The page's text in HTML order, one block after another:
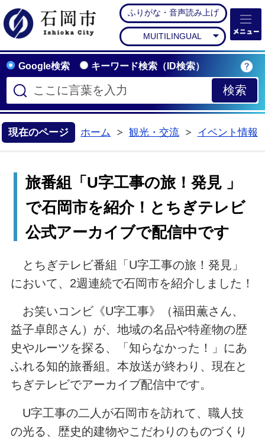
石岡市公式ホームペー
ふりがな・音声読み上げ
MUITILINGUAL
Google検索 キーワード検索（ID検索）
現在のページ ホーム
観光・交流
イベント情報
旅番組「U字工事の旅！発見 」
で石岡市を紹介！とちぎテレビ
公式アーカイブで配信中です
とちぎテレビ番組「U字工事の旅！発見」
において、2週連続で石岡市を紹介しました！
お笑いコンビ《U字工事》（福田薫さん、
益子卓郎さん）が、地域の名品や特産物の歴
史やルーツを探る、「知らなかった！」にあ
ふれる知的旅番組。本放送が終わり、現在と
ちぎテレビでアーカイブ配信中です。
U字工事の二人が石岡市を訪れて、職人技
の光る、歴史的建物やこだわりのものづくり